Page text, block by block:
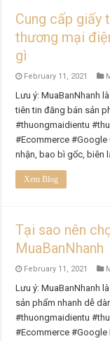
Cung cấp giấy
thương mại
gì
February 11, 2021
Lưu ý: MuaBanNhanh
tiên tin đăng bán sản
#thuongmaidientu
#Ecommerce #Google
nhận, bao bì gốc, biên
Xem Blog
Tại sao nên
MuaBanNhanh
February 11, 2021
Lưu ý: MuaBanNhanh
sản phẩm nhanh dễ
#thuongmaidientu
#Ecommerce #Google